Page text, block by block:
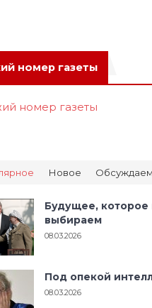
номер газеты
Новое
Будущее, которое
выбираем
08.03.2026
Под опекой
08.03.2026